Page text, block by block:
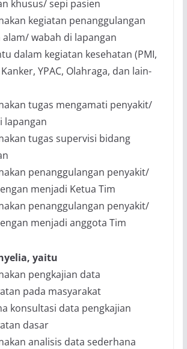
khusus/ sepi pasien
kegiatan penanggulangan
alam/ wabah di lapangan
dalam kegiatan kesehatan (PMI,
YPAC, Olahraga, dan lain-
tugas mengamati penyakit/
lapangan
tugas supervisi bidang
penanggulangan penyakit/
menjadi Ketua Tim
penanggulangan penyakit/
menjadi anggota Tim
yaitu
pengkajian data
pada masyarakat
konsultasi data pengkajian
dasar
analisis data sederhana